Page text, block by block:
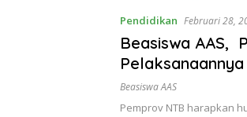
Pendidikan Februari 28,
Beasiswa AAS,
Beasiswa AAS
Pemprov NTB harapkan